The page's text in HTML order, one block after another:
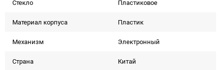
Стекло Пластиковое
Материал корпуса Пластик
Механизм Электронный
Страна Китай